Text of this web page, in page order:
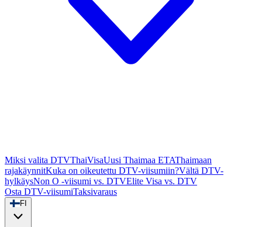
Miksi valita DTVThaiVisaUusi Thaimaa ETAThaimaan
rajakäynnitKuka on oikeutettu DTV-viisumiin?Vältä DTV-
hylkäysNon O -viisumi vs. DTVElite Visa vs. DTV
Osta DTV-viisumiTaksivaraus
FI